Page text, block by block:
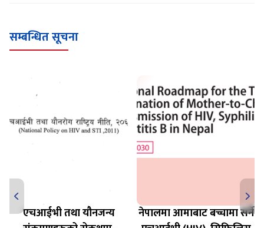
सम्बन्धित सूचना
एचआईभी तथा यौनजन्य
नेपालमा आमाबाट बच्चामा सर्ने